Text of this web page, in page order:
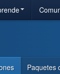
Paquetes